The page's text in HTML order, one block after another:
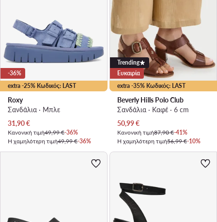
extra -25% Κωδικός: LAST
-36%
Roxy
Σανδάλια · Μπλε
Τρέχουσα τιμή
31,90€
Κανονική τιμή49,99 €-36%
Η χαμηλότερη τιμή49,99 €-36%
extra -35% Κωδικός: LAST
Trending
Ευκαιρία
Beverly Hills Polo Club
Σανδάλια · Καφέ · 6 cm
Τρέχουσα τιμή
50,99€
Κανονική τιμή87,90 €-41%
Η χαμηλότερη τιμή56,99 €-10%